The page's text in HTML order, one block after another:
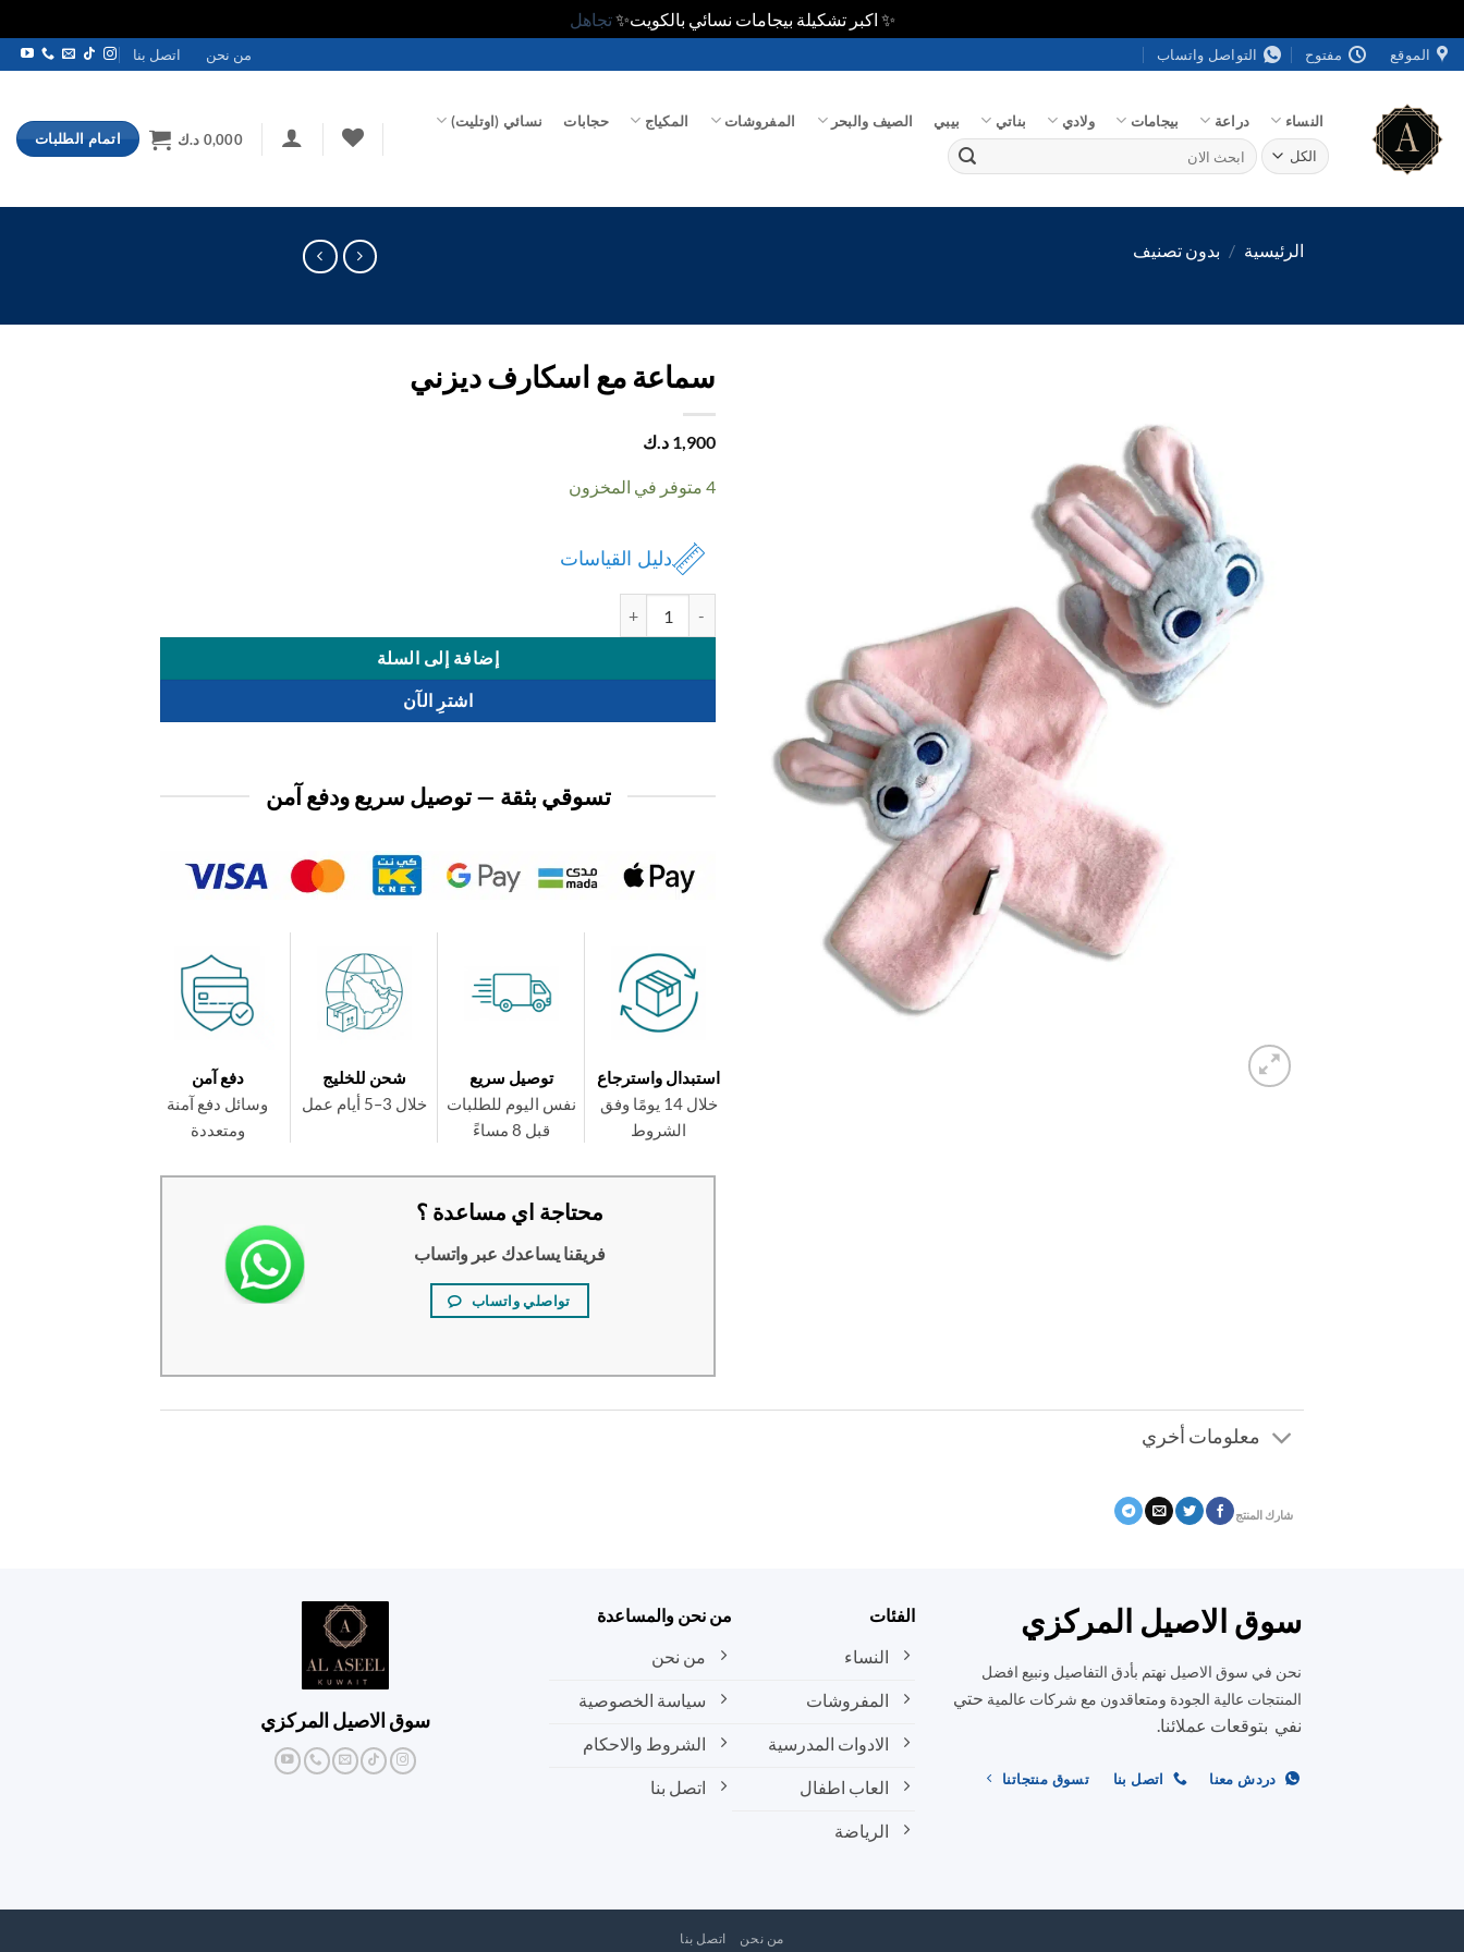
✨ اكبر تشكيلة بيجامات نسائي بالكويت✨تجاهل
تخطي
للمحتوى
الموقع مفتوح التواصل واتساب من نحن اتصل بنا
النساء دراعة بيجامات ولادي بناتي بيبي الصيف والبحر المفروشات المكياج حجابات نسائي (اوتليت)
البحث
عن:
0,000 د.ك اتمام الطلبات
الرئيسية / بدون تصنيف
سماعة مع اسكارف ديزني
1,900 د.ك
4 متوفر في المخزون
دليل القياسات
إضافة إلى السلة
اشترِ الآن
تسوقي بثقة — توصيل سريع ودفع آمن
استبدال واسترجاع
خلال 14 يومًا وفق
الشروط
توصيل سريع
نفس اليوم للطلبات
قبل 8 مساءً
شحن للخليج
خلال 3–5 أيام عمل
دفع آمن
وسائل دفع آمنة
ومتعددة
محتاجة اي مساعدة ؟
فريقنا يساعدك عبر واتساب
تواصلي واتساب
معلومات أخري
شارك المنتج
سوق الاصيل المركزي
نحن في سوق الاصيل نهتم بأدق التفاصيل ونبيع افضل
المنتجات عالية الجودة ومتعاقدون مع شركات عالمية حتي
نفي بتوقعات عملائنا.
دردش معنا اتصل بنا تسوق منتجاتنا
الفئات
النساء
المفروشات
الادوات المدرسية
العاب اطفال
الرياضة
من نحن والمساعدة
من نحن
سياسة الخصوصية
الشروط والاحكام
اتصل بنا
سوق الاصيل المركزي
من نحن اتصل بنا